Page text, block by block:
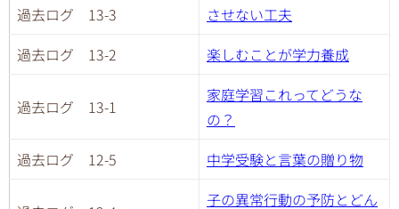
過去ログ 13-3
させない工夫
過去ログ 13-2
楽しむことが学力養成
過去ログ 13-1
家庭学習これってどうな
の？
過去ログ 12-5
中学受験と言葉の贈り物
子の異常行動の予防とどん